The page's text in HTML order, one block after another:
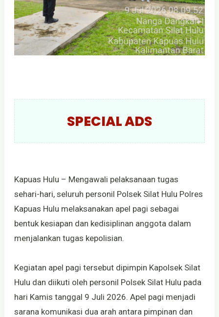
SPECIAL ADS
Kapuas Hulu – Mengawali pelaksanaan tugas
sehari-hari, seluruh personil Polsek Silat Hulu Polres
Kapuas Hulu melaksanakan apel pagi sebagai
bentuk kesiapan dan kedisiplinan anggota dalam
menjalankan tugas kepolisian.
Kegiatan apel pagi tersebut dipimpin Kapolsek Silat
Hulu dan diikuti oleh personil Polsek Silat Hulu pada
hari Kamis tanggal 9 Juli 2026. Apel pagi menjadi
sarana komunikasi dua arah antara pimpinan dan